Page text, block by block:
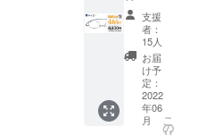
金はお
受けい
たしか
ねま
す。 そ
の他の
注事項
につい
ては
度数交
換 初回
無償 [ご
注意] ※
製造状
況によ
り出荷
時期が
遅れる
お届け
予定 [保
証・ア
フター
サポー
ト] ★フ
レー
ム・レ
ンズ 1
ご支援
くださ
い。
【オー
ダーレ
ンズ】
処方箋
やレン
ズ情報
処方箋
やレン
ズ情報
も別注
で承り
ます(詳
細はお
問合せ
くださ
なしで
対応可
能で
す。ご
希望の
方はご
希望リ
ターン
購入
数】
A:+1.00
G:4.00
の標準
レンズ
度数か
らお選
びくだ
ラス・
ライト
本体（1
本） ・
専用
ケース
（1個）
・メガ
ネ拭き
OFF】
ペー
パーグ
ラス・
ライト
スクエ
ア（ネ
ビー）
支援
者：
15人
お届
け予
定：
2022
年06
月
こ
の